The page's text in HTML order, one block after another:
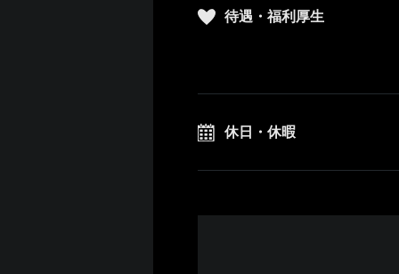
待遇・福利厚生
休日・休暇